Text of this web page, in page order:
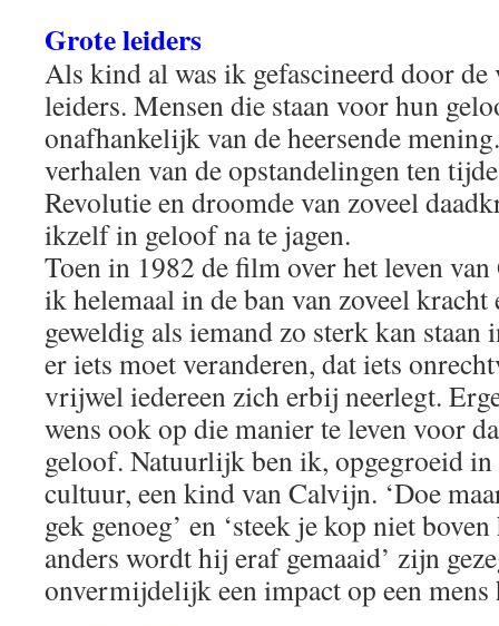
Grote leiders
Als kind al was ik gefascineerd door de
leiders. Mensen die staan voor hun
onafhankelijk van de heersende
verhalen van de opstandelingen ten
Revolutie en droomde van zoveel
ikzelf in geloof na te jagen.
Toen in 1982 de film over het leven van
ik helemaal in de ban van zoveel kracht
geweldig als iemand zo sterk kan
er iets moet veranderen, dat iets
vrijwel iedereen zich erbij neerlegt.
wens ook op die manier te leven voor
geloof. Natuurlijk ben ik, opgegroeid in
cultuur, een kind van Calvijn. ‘Doe
gek genoeg’ en ‘steek je kop niet
anders wordt hij eraf gemaaid’ zijn
onvermijdelijk een impact op een mens